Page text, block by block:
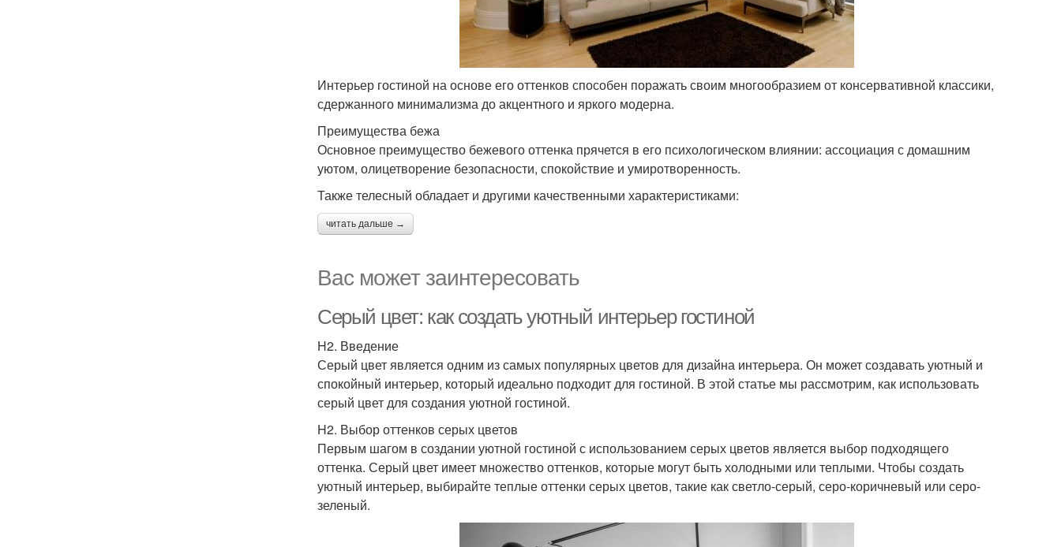
Интерьер гостиной на основе его оттенков способен поражать своим многообразием от консервативной классики,
сдержанного минимализма до акцентного и яркого модерна.
Преимущества бежа
Основное преимущество бежевого оттенка прячется в его психологическом влиянии: ассоциация с домашним
уютом, олицетворение безопасности, спокойствие и умиротворенность.
Также телесный обладает и другими качественными характеристиками:
читать дальше →
Вас может заинтересовать
Серый цвет: как создать уютный интерьер гостиной
H2. Введение
Серый цвет является одним из самых популярных цветов для дизайна интерьера. Он может создавать уютный и
спокойный интерьер, который идеально подходит для гостиной. В этой статье мы рассмотрим, как использовать
серый цвет для создания уютной гостиной.
H2. Выбор оттенков серых цветов
Первым шагом в создании уютной гостиной с использованием серых цветов является выбор подходящего
оттенка. Серый цвет имеет множество оттенков, которые могут быть холодными или теплыми. Чтобы создать
уютный интерьер, выбирайте теплые оттенки серых цветов, такие как светло-серый, серо-коричневый или серо-
зеленый.